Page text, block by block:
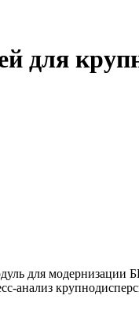
для модернизации
анализ